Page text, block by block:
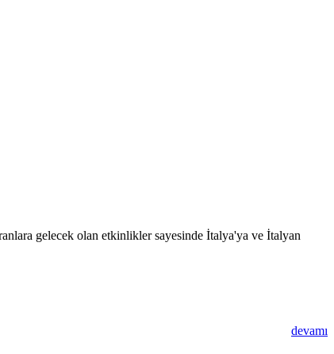
gelecek olan etkinlikler sayesinde İtalya'ya ve İtalyan
devamı